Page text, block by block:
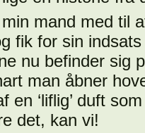
mand med til
fik for sin
nu befinder sig
man åbner
en ‘liflig’ duft
det, kan vi!